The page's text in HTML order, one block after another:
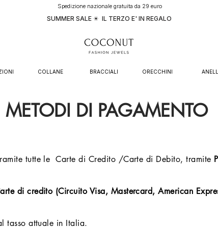
Spedizione nazionale gratuita da 29 euro
SUMMER SALE ☀ IL TERZO E' IN REGALO
COLLANE BRACCIALI ORECCHINI ANELLI
METODI DI PAGAMENTO
tutte le Carte di Credito /Carte di Debito, tramite
di credito (Circuito Visa, Mastercard, American
tasso attuale in Italia.